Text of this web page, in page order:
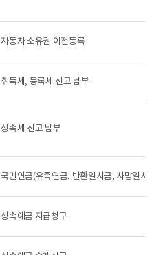
자동차 소유권 이전등록
취득세, 등록세 신고 납부
상속세 신고 납부
국민연금(유족연금, 반환일시금, 사망일시
상속예금 지급청구